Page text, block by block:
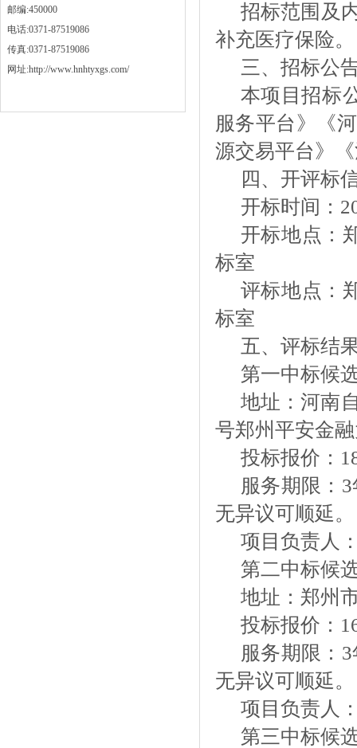
邮编:450000
电话:0371-87519086
传真:0371-87519086
网址:http://www.hnhtyxgs.com/
招标范围及
补充医疗保险。
三、招标公
本项目招标
服务平台》《
源交易平台》
四、开评标
开标时间：
开标地点：
标室
评标地点：
标室
五、评标结
第一中标候
地址：河南
号郑州平安金
投标报价：
服务期限：
无异议可顺延。
项目负责人
第二中标候
地址：郑州
投标报价：
服务期限：
无异议可顺延。
项目负责人
第三中标候